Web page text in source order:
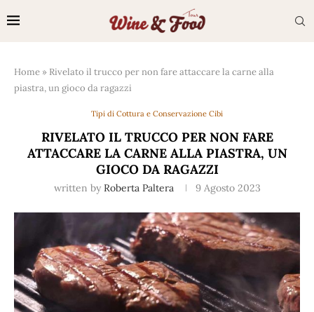
Home » Rivelato il trucco per non fare attaccare la carne alla
piastra, un gioco da ragazzi
Tipi di Cottura e Conservazione Cibi
RIVELATO IL TRUCCO PER NON FARE
ATTACCARE LA CARNE ALLA PIASTRA, UN
GIOCO DA RAGAZZI
written by Roberta Paltera 9 Agosto 2023